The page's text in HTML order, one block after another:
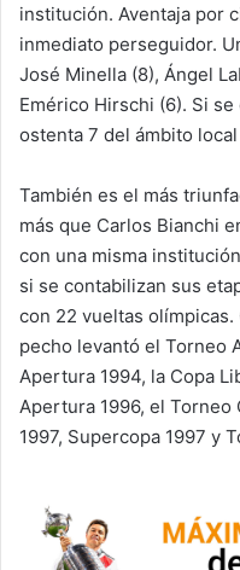
institución. Aventaja por
inmediato perseguidor.
José Minella (8), Ángel
Emérico Hirschi (6). Si
ostenta 7 del ámbito
También es el más
más que Carlos Bianchi
con una misma
si se contabilizan sus
con 22 vueltas olímpicas.
pecho levantó el Torneo
Apertura 1994, la Copa
Apertura 1996, el Torneo
1997, Supercopa 1997 y